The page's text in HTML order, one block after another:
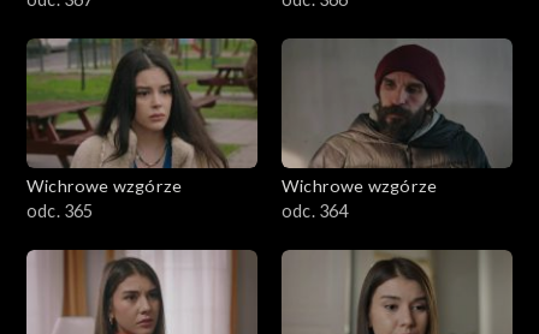
Wichrowe wzgórze
odc. 365
Wichrowe wzgórze
odc. 364